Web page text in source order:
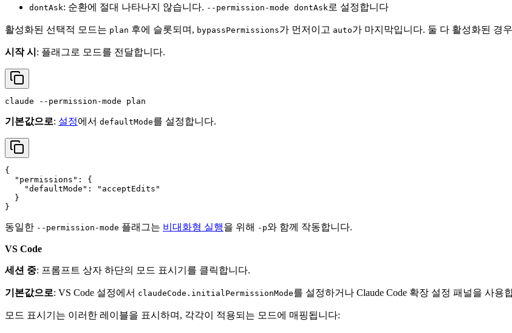
dontAsk: 순환에 절대 나타나지 않습니다. --permission-mode dontAsk 로 설정합니다
활성화된 선택적 모드는 plan 후에 슬롯되며, bypassPermissions가 먼저이고 auto가 마지막입니다. 둘 다 활성화된 경
시작 시 : 플래그로 모드를 전달합니다.
기본값으로: 설정에서 defaultMode를 설정합니다.
{
"permissions" :
{
"defaultMode" :
"acceptEdits"
}
}
동일한 --permission-mode 플래그는 비대화형 실행을 위해 -p와 함께 작동합니다.
VS Code
세션 중: 프롬프트 상자 하단의 모드 표시기를 클릭합니다.
기본값으로: VS Code 설정에서 claudeCode.initialPermissionMode를 설정하거나 Claude Code 확장 설정 패널을 사용
모드 표시기는 이러한 레이블을 표시하며, 각각이 적용되는 모드에 매핑됩니다: